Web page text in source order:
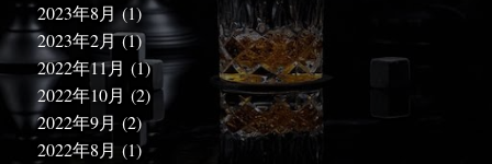
2023年8月 (1)
2023年2月(1)
2022年11月 (1)
2022年10月 (2)
2022年9月 (2)
2022年8月 (1)